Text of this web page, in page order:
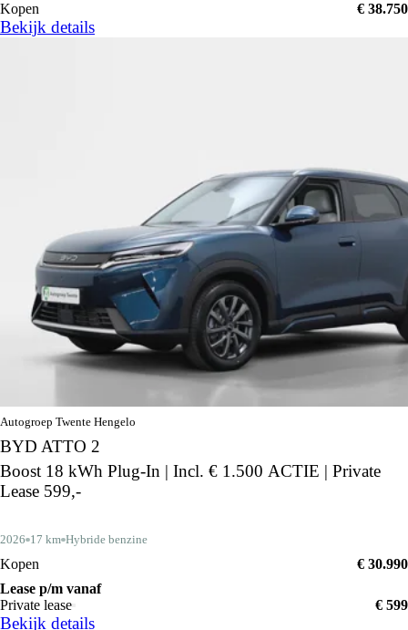
Kopen € 38.750
Bekijk details
Autogroep Twente Hengelo
BYD ATTO 2
Boost 18 kWh Plug-In | Incl. € 1.500 ACTIE | Private
Lease 599,-
2026 17 km Hybride benzine
Kopen
€ 30.990
Lease p/m vanaf
Private lease
€ 599
Bekijk details